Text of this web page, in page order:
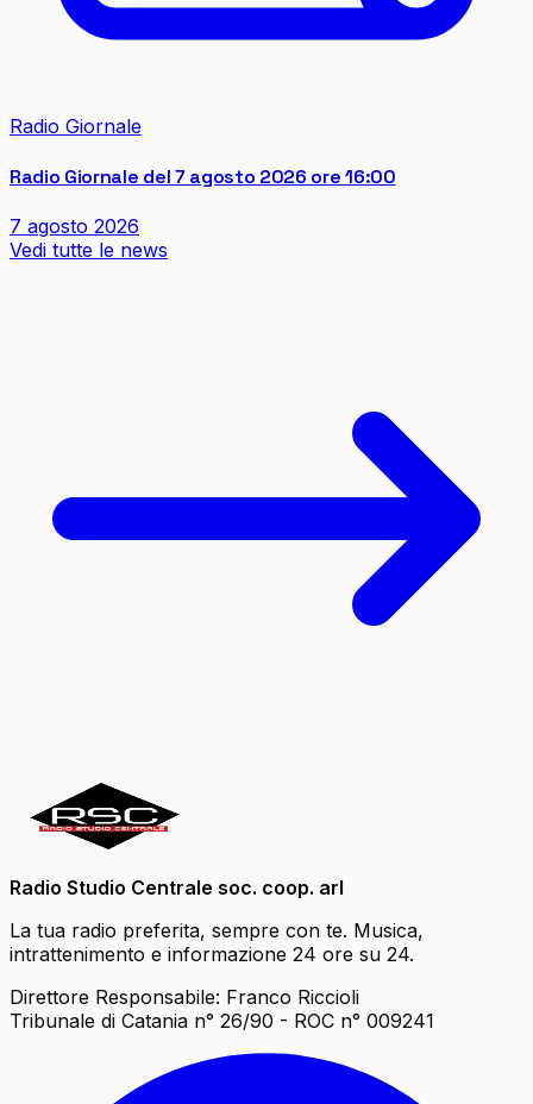
Radio Giornale
Radio Giornale del 7 agosto 2026 ore 16:00
7 agosto 2026
Vedi tutte le news
Radio Studio Centrale soc. coop. arl
La tua radio preferita, sempre con te. Musica,
intrattenimento e informazione 24 ore su 24.
Direttore Responsabile: Franco Riccioli
Tribunale di Catania n° 26/90 - ROC n° 009241